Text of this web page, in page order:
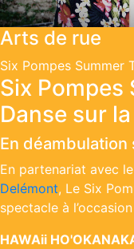
Arts de rue
Six Pompes Summer
Six Pompes
Danse sur
En déambulation
En partenariat avec le
Delémont, Le Six
spectacle à
HAWAii